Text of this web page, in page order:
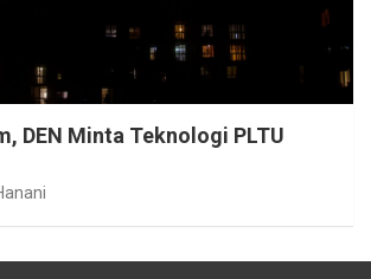
DEN Minta Teknologi PLTU